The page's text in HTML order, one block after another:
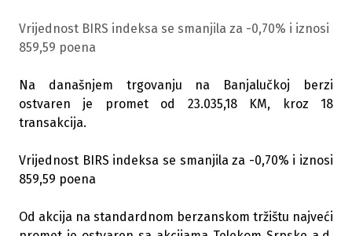
Vrijednost BIRS indeksa se smanjila za -0,70% i iznosi
859,59 poena
Na današnjem trgovanju na Banjalučkoj berzi
ostvaren je promet od 23.035,18 KM, kroz 18
transakcija.
Vrijednost BIRS indeksa se smanjila za -0,70% i iznosi
859,59 poena
Od akcija na standardnom berzanskom tržištu najveći